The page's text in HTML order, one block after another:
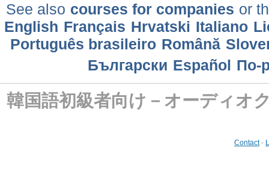
See also courses for companies or
English Français Hrvatski Italiano
Português brasileiro Română
Български Еspañol По-
韓国語初級者向け－オーディオ
Contact-